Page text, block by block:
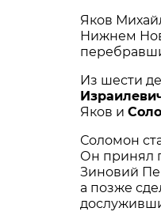
Яков
Нижнем
Из шести
Яков и
Соломон
Он принял
Зиновий
а позже